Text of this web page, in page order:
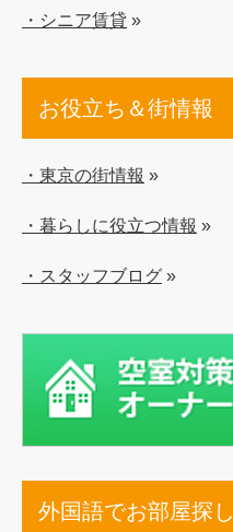
・シニア賃貸 »
お役立ち＆街情報
・東京の街情報 »
・暮らしに役立つ情報 »
・スタッフブログ »
外国語でお部屋探し